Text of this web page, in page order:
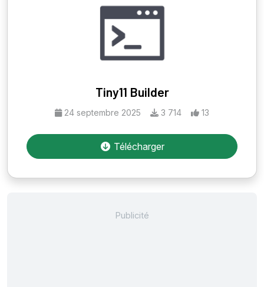
Tiny11 Builder
24 septembre 2025 3 714 13
Télécharger